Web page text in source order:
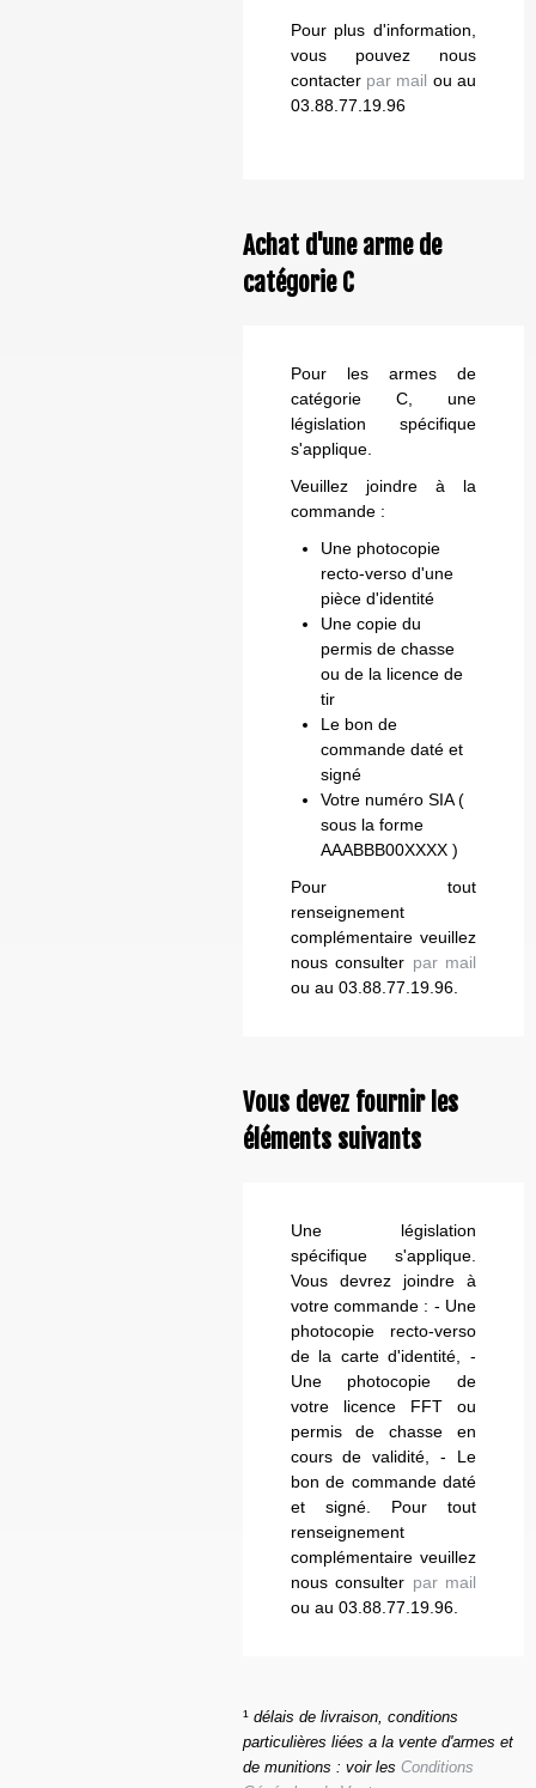
Pour plus d'information,
vous pouvez nous
contacter par mail ou au
03.88.77.19.96
Achat d'une arme de
catégorie C
Pour les armes de
catégorie C, une
législation spécifique
s'applique.
Veuillez joindre à la
commande :
Une photocopie
recto-verso d'une
pièce d'identité
Une copie du
permis de chasse
ou de la licence de
tir
Le bon de
commande daté et
signé
Votre numéro SIA (
sous la forme
AAABBB00XXXX )
Pour tout
renseignement
complémentaire veuillez
nous consulter par mail
ou au 03.88.77.19.96.
Vous devez fournir les
éléments suivants
Une législation
spécifique s'applique.
Vous devrez joindre à
votre commande : - Une
photocopie recto-verso
de la carte d'identité, -
Une photocopie de
votre licence FFT ou
permis de chasse en
cours de validité, - Le
bon de commande daté
et signé. Pour tout
renseignement
complémentaire veuillez
nous consulter par mail
ou au 03.88.77.19.96.
¹ délais de livraison, conditions
particulières liées a la vente d'armes et
de munitions : voir les Conditions